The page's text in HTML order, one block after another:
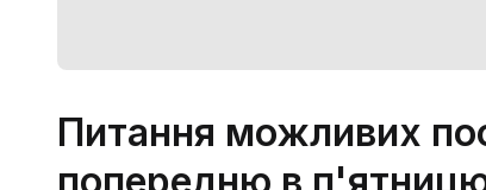
Питання можливих